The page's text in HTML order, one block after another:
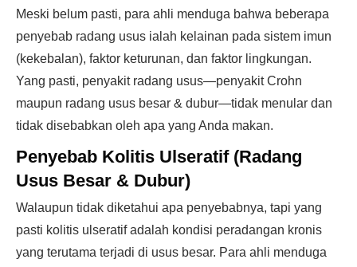
Meski belum pasti, para ahli menduga bahwa beberapa
penyebab radang usus ialah kelainan pada sistem imun
(kekebalan), faktor keturunan, dan faktor lingkungan.
Yang pasti, penyakit radang usus—penyakit Crohn
maupun radang usus besar & dubur—tidak menular dan
tidak disebabkan oleh apa yang Anda makan.
Penyebab Kolitis Ulseratif (Radang
Usus Besar & Dubur)
Walaupun tidak diketahui apa penyebabnya, tapi yang
pasti kolitis ulseratif adalah kondisi peradangan kronis
yang terutama terjadi di usus besar. Para ahli menduga